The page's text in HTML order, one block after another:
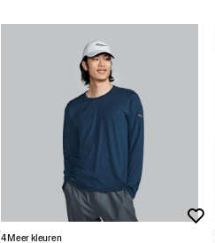
4 Meer kleuren